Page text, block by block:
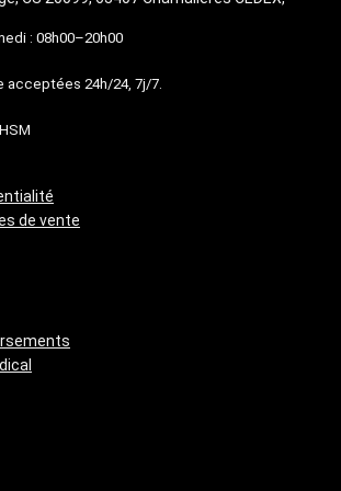
: 08h00–20h00
acceptées 24h/24, 7j/7.
de vente